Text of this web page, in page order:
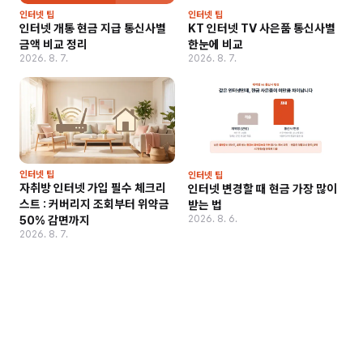
인터넷 팁
인터넷 개통 현금 지급 통신사별
금액 비교 정리
2026. 8. 7.
인터넷 팁
KT 인터넷 TV 사은품 통신사별
한눈에 비교
2026. 8. 7.
인터넷 팁
자취방 인터넷 가입 필수 체크리
스트 : 커버리지 조회부터 위약금
50% 감면까지
2026. 8. 7.
인터넷 팁
인터넷 변경할 때 현금 가장 많이
받는 법
2026. 8. 6.